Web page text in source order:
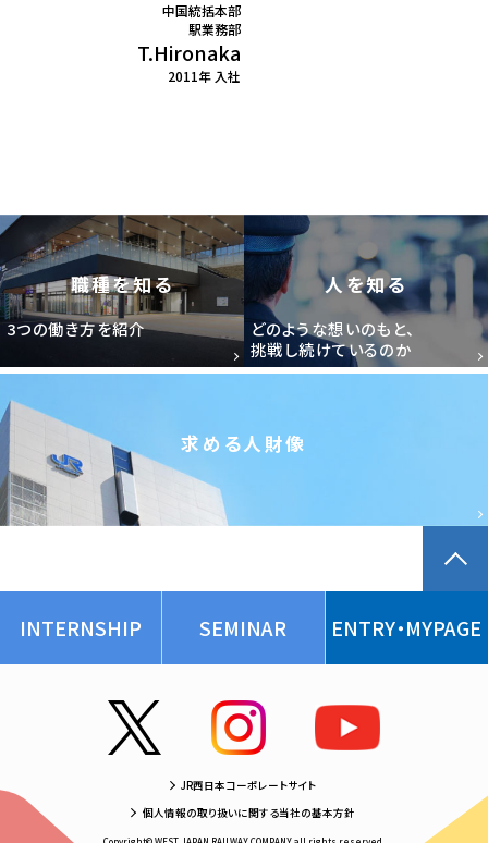
中国統括本部
駅業務部
T.Hironaka
2011年 入社
職種を知る
3つの働き方を紹介
人を知る
どのような想いのもと、
挑戦し続けているのか
求める人財像
INTERNSHIP SEMINAR ENTRY・MYPAGE
JR西日本コーポレートサイト
個人情報の取り扱いに関する当社の基本方針